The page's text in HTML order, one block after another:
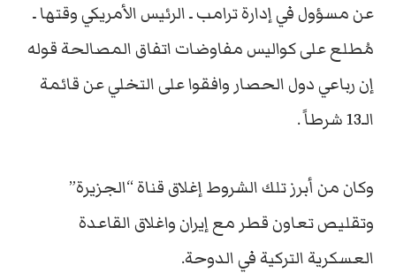
عن مسؤول في إدارة ترامب ـ الرئيس الأمريكي وقتها ـ
مُطلع على كواليس مفاوضات اتفاق المصالحة قوله
إن رباعي دول الحصار وافقوا على التخلي عن قائمة
الـ13 شرطاً .
وكان من أبرز تلك الشروط إغلاق قناة “الجزيرة”
وتقليص تعاون قطر مع إيران واغلاق القاعدة
العسكرية التركية في الدوحة.